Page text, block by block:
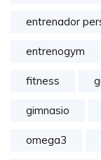
entrenador
entrenogym
fitness
gimnasio
omega3